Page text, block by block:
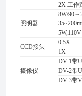
2X 工作
照明器
8W/90
CCD接头
0.5X
1X
摄像仪
DV-1带
DV-2带
DV-3带